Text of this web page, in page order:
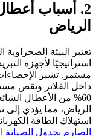
2. أسباب
الرياض
تعتبر البيئة
استراتيجيًا لأجهزة
مستمر. تشير الإحصاءات
داخل الفلاتر ونقص
60% من الأعطال
الرياض، مما يؤدي إلى
استهلاك الطاقة
الصارم بجدول الصيانة